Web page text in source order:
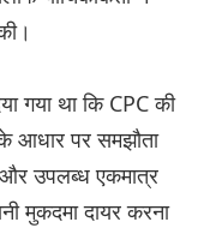
गया था कि CPC की
आधार पर समझौता
और उपलब्ध एकमात्र
मुकदमा दायर करना